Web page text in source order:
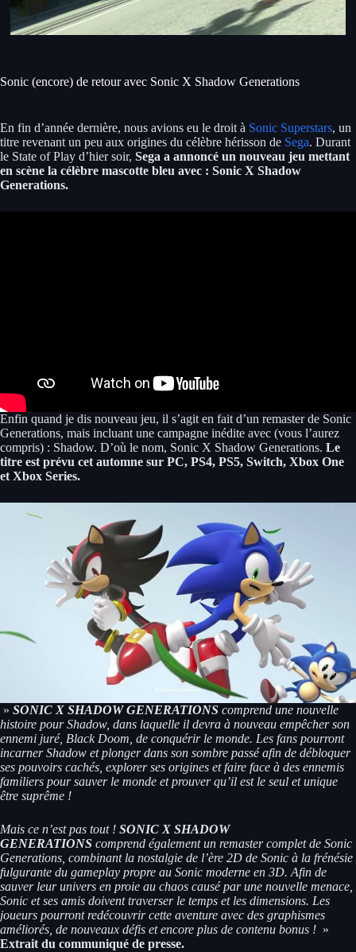
Sonic (encore) de retour avec Sonic X Shadow Generations
En fin d’année dernière, nous avions eu le droit à Sonic Superstars, un
titre revenant un peu aux origines du célèbre hérisson de Sega. Durant
le State of Play d’hier soir, Sega a annoncé un nouveau jeu mettant
en scène la célèbre mascotte bleu avec : Sonic X Shadow
Generations.
Enfin quand je dis nouveau jeu, il s’agit en fait d’un remaster de Sonic
Generations, mais incluant une campagne inédite avec (vous l’aurez
compris) : Shadow. D’où le nom, Sonic X Shadow Generations. Le
titre est prévu cet automne sur PC, PS4, PS5, Switch, Xbox One
et Xbox Series.
» SONIC X SHADOW GENERATIONS comprend une nouvelle
histoire pour Shadow, dans laquelle il devra à nouveau empêcher son
ennemi juré, Black Doom, de conquérir le monde. Les fans pourront
incarner Shadow et plonger dans son sombre passé afin de débloquer
ses pouvoirs cachés, explorer ses origines et faire face à des ennemis
familiers pour sauver le monde et prouver qu’il est le seul et unique
être suprême !
Mais ce n’est pas tout ! SONIC X SHADOW
GENERATIONS comprend également un remaster complet de Sonic
Generations, combinant la nostalgie de l’ère 2D de Sonic à la frénésie
fulgurante du gameplay propre au Sonic moderne en 3D. Afin de
sauver leur univers en proie au chaos causé par une nouvelle menace,
Sonic et ses amis doivent traverser le temps et les dimensions. Les
joueurs pourront redécouvrir cette aventure avec des graphismes
améliorés, de nouveaux défis et encore plus de contenu bonus ! »
Extrait du communiqué de presse.